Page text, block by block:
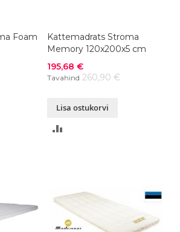
Foam
Kattemadrats Stroma
Memory 120x200x5 cm
Soodushind
195,68 €
Tavahind 260,90 €
Lisa ostukorvi